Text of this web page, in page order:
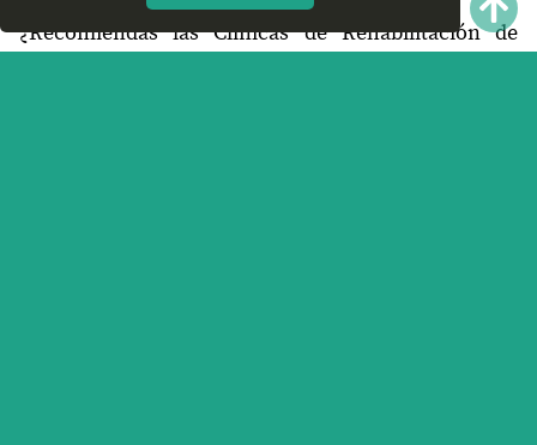
¿Recomiendas las Clínicas de Rehabilitación de
Gran Morelos, Chihuahua?